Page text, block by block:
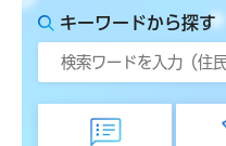
キーワードから探す